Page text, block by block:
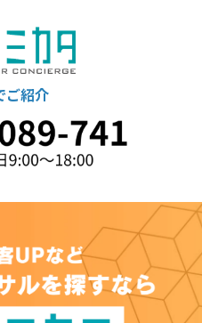
紹介